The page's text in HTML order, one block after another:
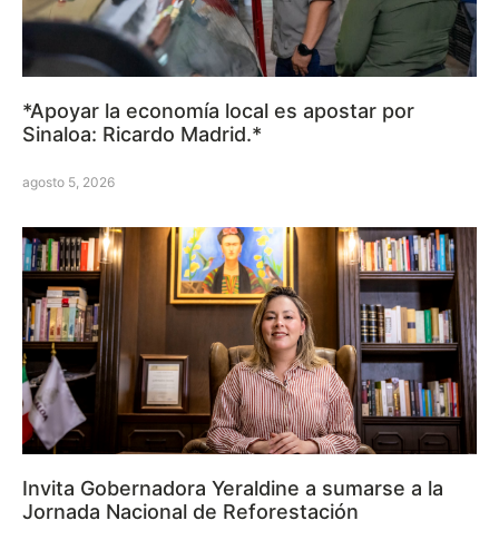
*Apoyar la economía local es apostar por
Sinaloa: Ricardo Madrid.*
agosto 5, 2026
Invita Gobernadora Yeraldine a sumarse a la
Jornada Nacional de Reforestación